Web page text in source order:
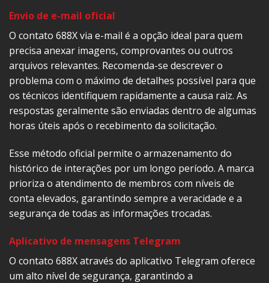
Envio de e-mail oficial
O contato 688X via e-mail é a opção ideal para quem
precisa anexar imagens, comprovantes ou outros
arquivos relevantes. Recomenda-se descrever o
problema com o máximo de detalhes possível para que
os técnicos identifiquem rapidamente a causa raiz. As
respostas geralmente são enviadas dentro de algumas
horas úteis após o recebimento da solicitação.
Esse método oficial permite o armazenamento do
histórico de interações por um longo período. A marca
prioriza o atendimento de membros com níveis de
conta elevados, garantindo sempre a veracidade e a
segurança de todas as informações trocadas.
Aplicativo de mensagens Telegram
O contato 688X através do aplicativo Telegram oferece
um alto nível de segurança, garantindo a